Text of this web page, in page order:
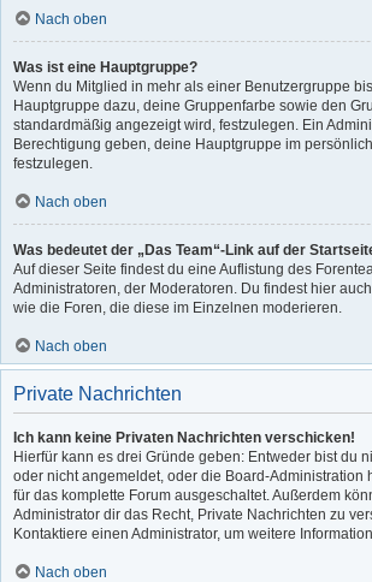
Nach oben
Was ist eine Hauptgruppe?
Wenn du Mitglied in mehr als einer Benutzergruppe
Hauptgruppe dazu, deine Gruppenfarbe sowie den
standardmäßig angezeigt wird, festzulegen. Ein
Berechtigung geben, deine Hauptgruppe im
festzulegen.
Nach oben
Was bedeutet der „Das Team“-Link auf der
Auf dieser Seite findest du eine Auflistung des
Administratoren, der Moderatoren. Du findest hier
wie die Foren, die diese im Einzelnen moderieren.
Nach oben
Private Nachrichten
Ich kann keine Privaten Nachrichten verschicken!
Hierfür kann es drei Gründe geben: Entweder bist du
oder nicht angemeldet, oder die Board-Administration
für das komplette Forum ausgeschaltet. Außerdem
Administrator dir das Recht, Private Nachrichten zu
Kontaktiere einen Administrator, um weitere
Nach oben